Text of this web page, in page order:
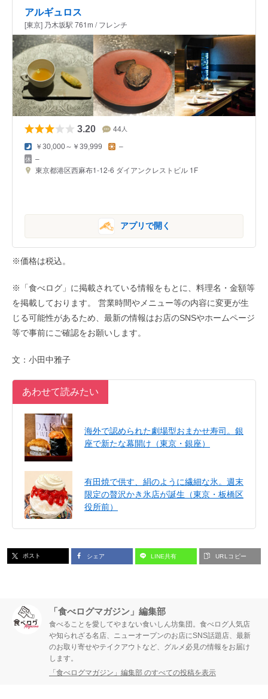
アルギュロス
[東京] 乃木坂駅 761m / フレンチ
3.20 44 人
￥30,000～￥39,999 –
–
東京都港区西麻布1-12-6 ダイアンクレストビル 1F
アプリで開く
※価格は税込。
※「食べログ」に掲載されている情報をもとに、料理名・金額等
を掲載しております。 営業時間やメニュー等の内容に変更が生
じる可能性があるため、最新の情報はお店のSNSやホームページ
等で事前にご確認をお願いします。
文：小田中雅子
あわせて読みたい
海外で認められた劇場型おまかせ寿司。銀
座で新たな幕開け（東京・銀座）
有田焼で供す、絹のように繊細な氷。週末
限定の贅沢かき氷店が誕生（東京・板橋区
役所前）
ポスト シェア LINE共有 URLコピー
「食べログマガジン」編集部
食べることを愛してやまない食いしん坊集団。食べログ人気店
や知られざる名店、ニューオープンのお店にSNS話題店、最新
のお取り寄せやテイクアウトなど、グルメ必見の情報をお届け
します。
「食べログマガジン」編集部 のすべての投稿を表示